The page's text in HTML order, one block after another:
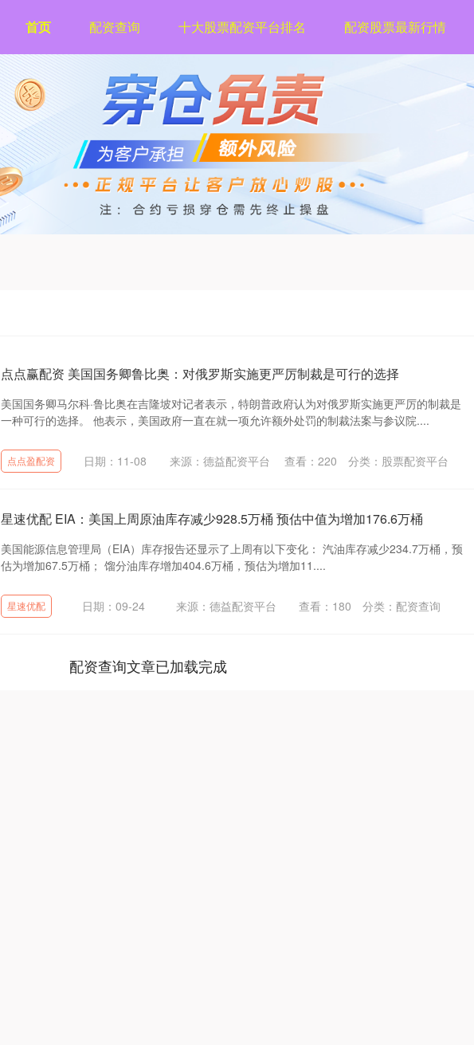
首页 配资查询 十大股票配资平台排名 配资股票最新行情
点点赢配资 美国国务卿鲁比奥：对俄罗斯实施更严厉制裁是可行的选择
美国国务卿马尔科·鲁比奥在吉隆坡对记者表示，特朗普政府认为对俄罗斯实施更严厉的制裁是
一种可行的选择。 他表示，美国政府一直在就一项允许额外处罚的制裁法案与参议院....
点点盈配资 日期：11-08 来源：德益配资平台 查看： 220 分类： 股票配资平台
星速优配 EIA：美国上周原油库存减少928.5万桶 预估中值为增加176.6万桶
美国能源信息管理局（EIA）库存报告还显示了上周有以下变化： 汽油库存减少234.7万桶，预
估为增加67.5万桶； 馏分油库存增加404.6万桶，预估为增加11....
星速优配 日期：09-24 来源：德益配资平台 查看： 180 分类： 配资查询
配资查询文章已加载完成